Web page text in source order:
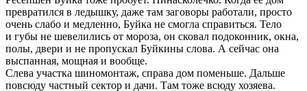
превратился в ледышку, даже там заговоры работали, просто
очень слабо и медленно, Буйка не смогла справиться. Тело
и губы не шевелились от мороза, он сковал подоконник, окна,
полы, двери и не пропускал Буйкины слова. А сейчас она
выспанная, мощная и вообще.
Слева участка шиномонтаж, справа дом поменьше. Дальше
повсюду частный сектор и дачи. Там тоже всюду хозяева.